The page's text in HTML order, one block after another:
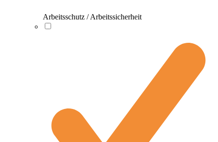
Arbeitsschutz / Arbeitssicherheit